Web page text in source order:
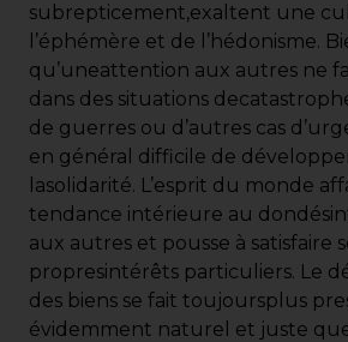
subrepticement,exaltent une
l’éphémère et de l’hédonisme.
qu’uneattention aux autres ne
dans des situations
de guerres ou d’autres cas
en général difficile de
lasolidarité. L’esprit du monde
tendance intérieure au
aux autres et pousse à satisfaire
propresintérêts particuliers. Le
des biens se fait toujoursplus
évidemment naturel et juste